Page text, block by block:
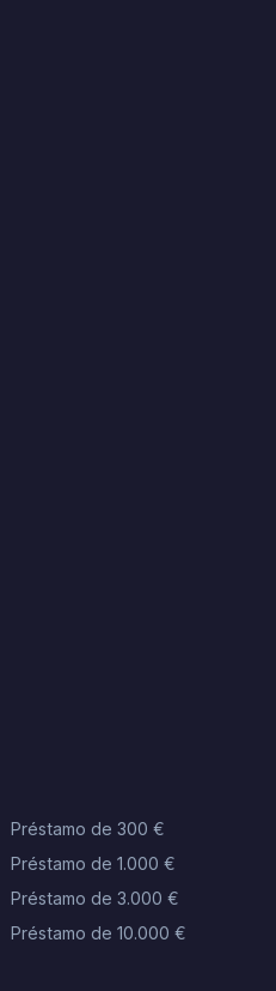
Préstamo de 300 €
Préstamo de 1.000 €
Préstamo de 3.000 €
Préstamo de 10.000 €